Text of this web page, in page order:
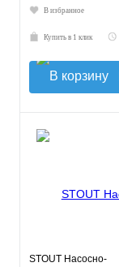
В избранное
Купить в 1 клик
STOUT Насосно-